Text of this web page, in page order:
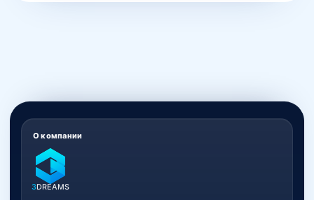
О компании
3DREAMS